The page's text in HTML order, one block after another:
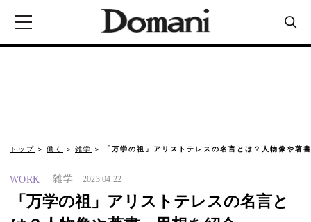
トップ 働く 雑学 「万学の祖」アリストテレスの名言とは？人物像や著
WORK 雑学 2023.04.22
「万学の祖」アリストテレスの名言と